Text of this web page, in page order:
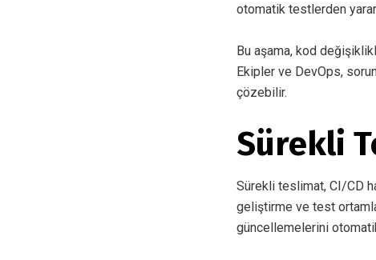
otomatik testlerden
Bu aşama, kod
Ekipler ve DevOps,
çözebilir.
Sürekli
Sürekli teslimat, CI/CD
geliştirme ve test
güncellemelerini